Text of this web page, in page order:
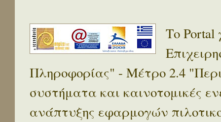
Το Portal
Πληροφορίας" - Μέτρο 2.4
συστήματα και καινοτομικές
ανάπτυξης εφαρμογών